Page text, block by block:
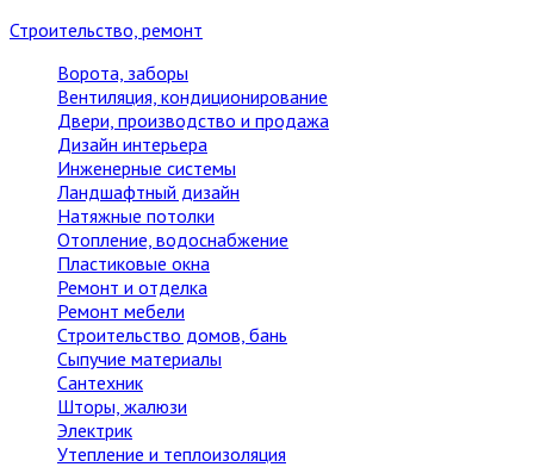
Строительство, ремонт
Ворота, заборы
Вентиляция, кондиционирование
Двери, производство и продажа
Дизайн интерьера
Инженерные системы
Ландшафтный дизайн
Натяжные потолки
Отопление, водоснабжение
Пластиковые окна
Ремонт и отделка
Ремонт мебели
Строительство домов, бань
Сыпучие материалы
Сантехник
Шторы, жалюзи
Электрик
Утепление и теплоизоляция